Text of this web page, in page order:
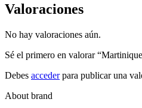
Valoraciones
No hay valoraciones aún.
Sé el primero en valorar
Debes accederpara publicar una
About brand